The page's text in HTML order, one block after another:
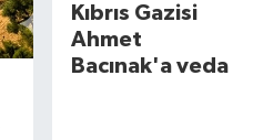
Kıbrıs Gazisi
Ahmet
Bacınak'a veda